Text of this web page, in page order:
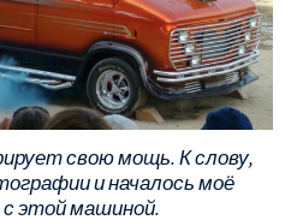
свою мощь. К слову,
и началось моё
этой машиной.